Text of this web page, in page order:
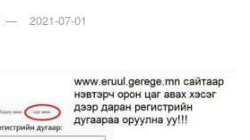
2021-07-01